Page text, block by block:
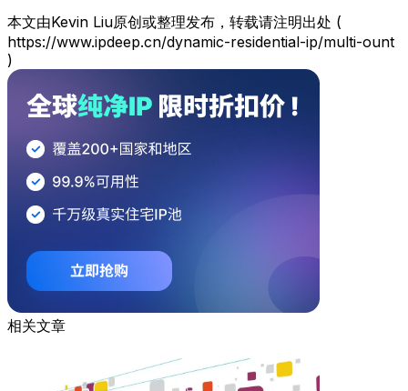
本文由Kevin Liu原创或整理发布，转载请注明出处 (
https://www.ipdeep.cn/dynamic-residential-ip/multi-ount
)
相关文章